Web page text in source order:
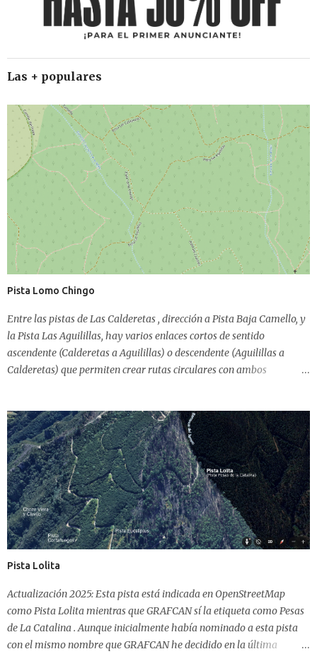
Las + populares
Pista Lomo Chingo
Entre las pistas de Las Calderetas , dirección a Pista Baja Camello, y
la Pista Las Aguilillas, hay varios enlaces cortos de sentido
ascendente (Calderetas a Aguilillas) o descendente (Aguilillas a
Calderetas) que permiten crear rutas circulares con ambos
explotación maderera, la Pista de Lomo Chingo inicia su breve
recorrido al finalizar la Pista de Las Calderetas y comenzar el
descenso hacia Baja Camello . Justo en ese punto existía (porque la
maquinaria pesada de deforestación lo ha hecho desaparecer, un
sendero que continuaba de frente y enlazaba con la Pista Camino
del Polvo. Bien, pues en ese cruce, en forma de T, subiendo, comienza
Lomo Chingo, que en un breve recorrido de menos de un kilómetro
nos coloca en la Pista Las Aguilillas . Es una pista, no un sendero,
tracción a las cuatro ru...
Pista Lolita
Actualización 2025: Esta pista está indicada en OpenStreetMap
como Pista Lolita mientras que GRAFCAN sí la etiqueta como Pesas
de La Catalina . Aunque inicialmente había nominado a esta pista
con el mismo nombre que GRAFCAN he decidido en la última